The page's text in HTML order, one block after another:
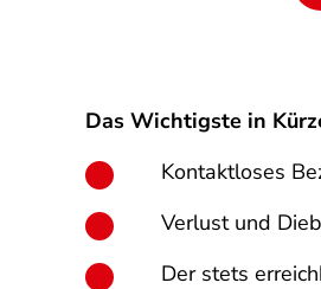
Das Wichtigste in
Kontaktloses
Verlust und
Der stets